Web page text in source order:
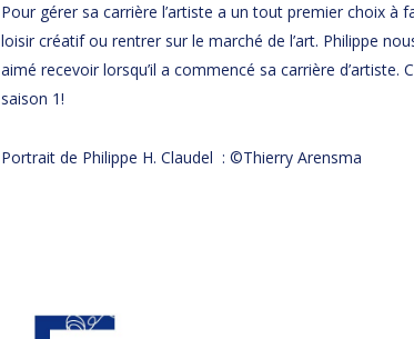
Pour gérer sa carrière l’artiste a un tout premier choix à
loisir créatif ou rentrer sur le marché de l’art. Philippe
aimé recevoir lorsqu’il a commencé sa carrière d’artiste.
saison 1!
Portrait de Philippe H. Claudel : ©Thierry Arensma